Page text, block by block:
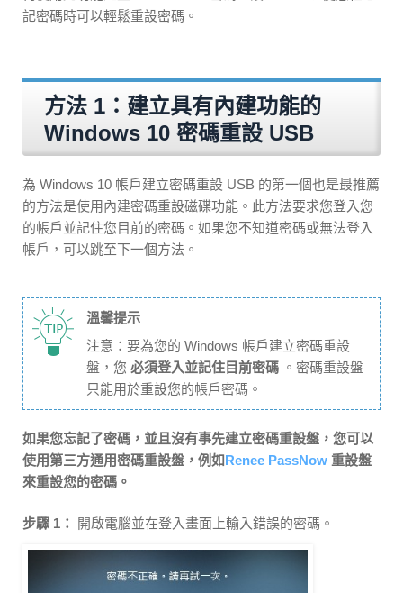
記密碼時可以輕鬆重設密碼。
方法 1：建立具有內建功能的
Windows 10 密碼重設 USB
為 Windows 10 帳戶建立密碼重設 USB 的第一個也是最推薦
的方法是使用內建密碼重設磁碟功能。此方法要求您登入您
的帳戶並記住您目前的密碼。如果您不知道密碼或無法登入
帳戶，可以跳至下一個方法。
溫馨提示
注意：要為您的 Windows 帳戶建立密碼重設
盤，您 必須登入並記住目前密碼 。密碼重設盤
只能用於重設您的帳戶密碼。
如果您忘記了密碼，並且沒有事先建立密碼重設盤，您可以
使用第三方通用密碼重設盤，例如Renee PassNow 重設盤
來重設您的密碼。
步驟 1： 開啟電腦並在登入畫面上輸入錯誤的密碼。